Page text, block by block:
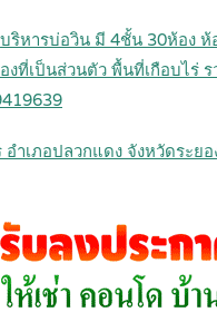
ริหารบ่อวิน มี 4ชั้น 30ห้อง ห้
งที่เป็นส่วนตัว พื้นที่เกือบไร่
ำเภอปลวกแดง จังหวัดระยอ